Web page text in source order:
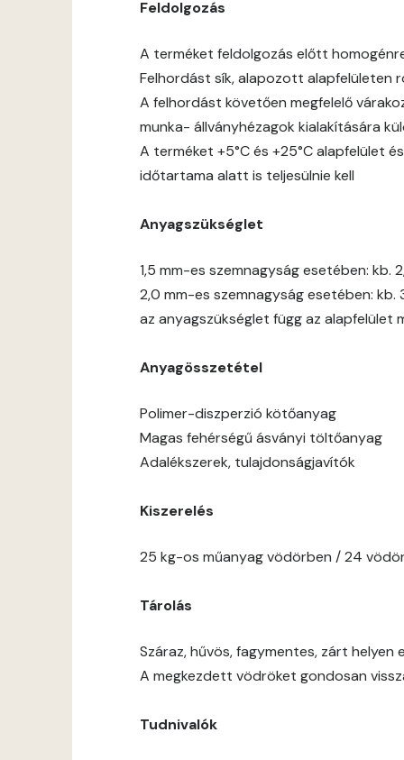
Feldolgozás
A terméket feldolgozás előtt
Felhordást sík, alapozott alapfelületen
A felhordást követően megfelelő
munka- állványhézagok kialakítására
A terméket +5°C és +25°C alapfelület
időtartama alatt is teljesülnie kell
Anyagszükséglet
1,5 mm-es szemnagyság esetében: kb.
2,0 mm-es szemnagyság esetében: kb.
az anyagszükséglet függ az alapfelület
Anyagösszetétel
Polimer-diszperzió kötőanyag
Magas fehérségű ásványi töltőanyag
Adalékszerek, tulajdonságjavítók
Kiszerelés
25 kg-os műanyag vödörben / 24
Tárolás
Száraz, hűvös, fagymentes, zárt helyen
A megkezdett vödröket gondosan
Tudnivalók